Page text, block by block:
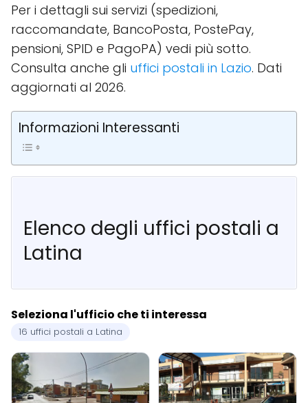
Per i dettagli sui servizi (spedizioni,
raccomandate, BancoPosta, PostePay,
pensioni, SPID e PagoPA) vedi più sotto.
Consulta anche gli uffici postali in Lazio. Dati
aggiornati al 2026.
Informazioni Interessanti
Elenco degli uffici postali a
Latina
Seleziona l'ufficio che ti interessa
16 uffici postali a Latina